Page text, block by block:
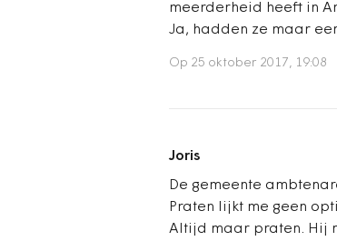
meerderheid heeft in
Ja, hadden ze maar
Op 25 oktober 2017, 19:08
Joris
De gemeente
Praten lijkt me geen
Altijd maar praten. Hij